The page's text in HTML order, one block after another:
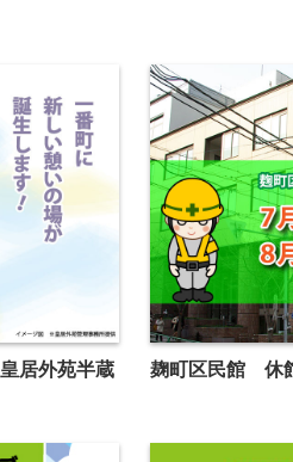
居外苑半蔵
麹町区民館 休